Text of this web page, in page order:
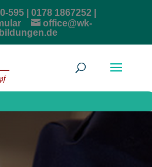
595 | 0178 1867252 |
office@wk-